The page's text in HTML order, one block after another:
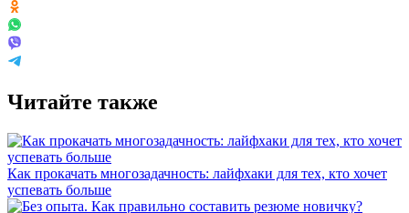
Читайте также
Как прокачать многозадачность: лайфхаки для тех, кто хочет
успевать больше